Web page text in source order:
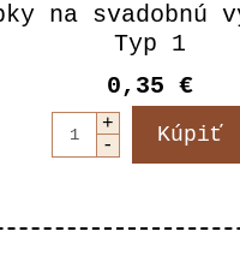
na svadobnú
Typ 1
0,35 €